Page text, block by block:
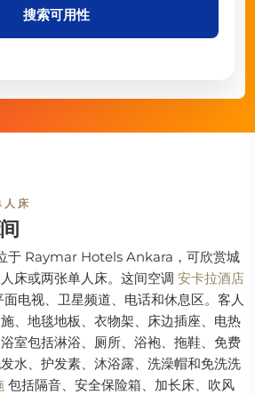
搜索可用性
床
于 Raymar Hotels Ankara，可欣赏城
床或两张单人床。这间空调 安卡拉酒店
电视、卫星频道、电话和休息区。客人
、地毯地板、衣物架、床边插座、电热
室包括淋浴、厕所、浴袍、拖鞋、免费
水、护发素、沐浴露、洗澡帽和免洗洗
包括隔音、安全保险箱、加长床、吹风